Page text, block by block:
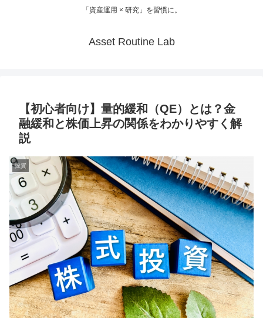
「資産運用 × 研究」を習慣に。
Asset Routine Lab
【初心者向け】量的緩和（QE）とは？金
融緩和と株価上昇の関係をわかりやすく解
説
投資